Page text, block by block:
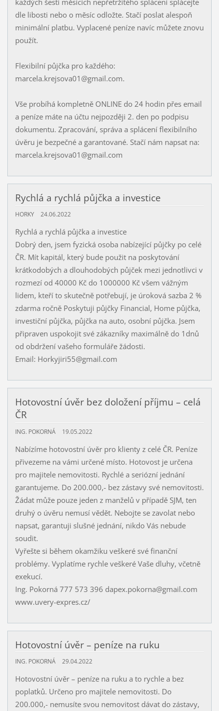
každých šesti měsících nepřetržitého splácení splácejte
dle libosti nebo o měsíc odložte. Stačí poslat alespoň
minimální platbu. Vyplacené peníze navíc můžete znovu
použít.
Flexibilní půjčka pro každého:
marcela.krejsova01@gmail.com.
Vše probíhá kompletně ONLINE do 24 hodin přes email
a peníze máte na účtu nejpozději 2. den po podpisu
dokumentu. Zpracování, správa a splácení flexibilního
úvěru je bezpečné a garantované. Stačí nám napsat na:
marcela.krejsova01@gmail.com
Rychlá a rychlá půjčka a investice
HORKY 24.06.2022
Rychlá a rychlá půjčka a investice
Dobrý den, jsem fyzická osoba nabízející půjčky po celé
ČR. Mít kapitál, který bude použit na poskytování
krátkodobých a dlouhodobých půjček mezi jednotlivci v
rozmezí od 40000 Kč do 1000000 Kč všem vážným
lidem, kteří to skutečně potřebují, je úroková sazba 2 %
zdarma ročně Poskytuji půjčky Financial, Home půjčka,
investiční půjčka, půjčka na auto, osobní půjčka. Jsem
připraven uspokojit své zákazníky maximálně do 1dnů
od obdržení vašeho formuláře žádosti.
Email: Horkyjiri55@gmail.com
Hotovostní úvěr bez doložení příjmu – celá
ČR
ING. POKORNÁ 19.05.2022
Nabízíme hotovostní úvěr pro klienty z celé ČR. Peníze
přivezeme na vámi určené místo. Hotovost je určena
pro majitele nemovitosti. Rychlé a seriózní jednání
garantujeme. Do 200.000,- bez zástavy své nemovitosti.
Žádat může pouze jeden z manželů v případě SJM, ten
druhý o úvěru nemusí vědět. Nebojte se zavolat nebo
napsat, garantuji slušné jednání, nikdo Vás nebude
soudit.
Vyřešte si během okamžiku veškeré své finanční
problémy. Vyplatíme rychle veškeré Vaše dluhy, včetně
exekucí.
Ing. Pokorná 777 573 396 dapex.pokorna@gmail.com
www.uvery-expres.cz/
Hotovostní úvěr – peníze na ruku
ING. POKORNÁ 29.04.2022
Hotovostní úvěr – peníze na ruku a to rychle a bez
poplatků. Určeno pro majitele nemovitosti. Do
200.000,- nemusíte svou nemovitost dávat do zástavy,